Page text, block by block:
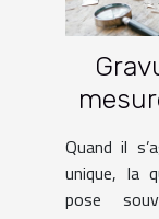
Quand il
unique, la
pose